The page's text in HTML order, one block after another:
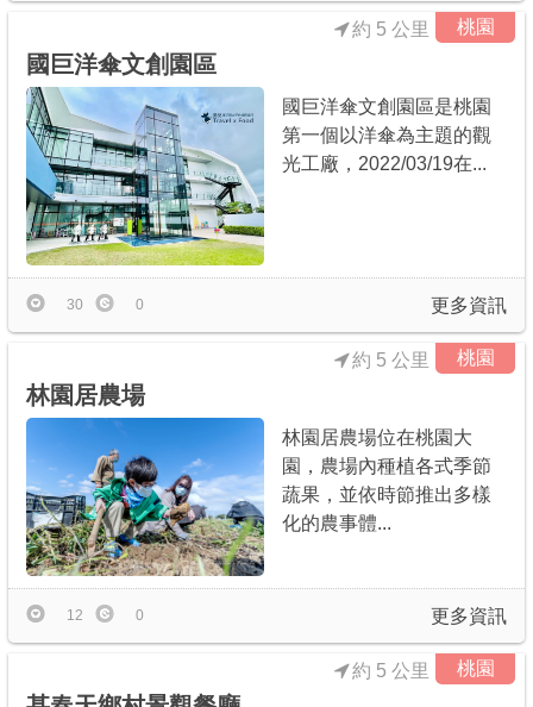
桃園
國巨洋傘文創園區
約 5 公里
國巨洋傘文創園區是桃園
第一個以洋傘為主題的觀
光工廠，2022/03/19在...
更多資訊
30 0
桃園
林園居農場
約 5 公里
林園居農場位在桃園大
園，農場內種植各式季節
蔬果，並依時節推出多樣
化的農事體...
更多資訊
12 0
桃園
約 5 公里